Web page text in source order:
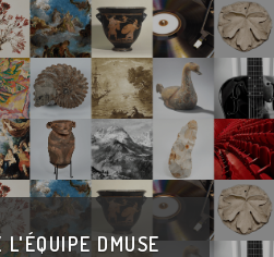
L'ÉQUIPE DMUSE